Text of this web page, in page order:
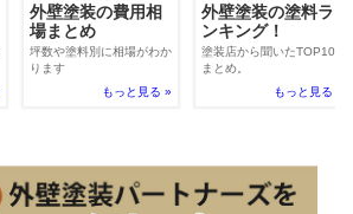
外壁塗装の費用相
場まとめ
坪数や塗料別に相場がわか
ります
もっと見る »
外壁塗装の塗料ラ
ンキング！
塗装店から聞いたTOP100
まとめ。
もっと見る »